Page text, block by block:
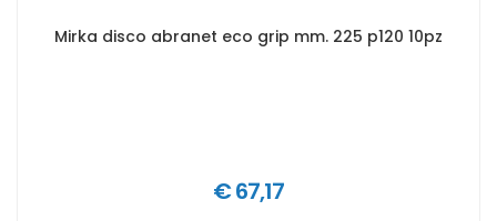
Mirka disco abranet eco grip mm. 225 p120 10pz
€ 67,17